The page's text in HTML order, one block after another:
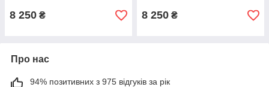
8 250 ₴ 8 250 ₴
Про нас
94% позитивних з 975 відгуків за рік